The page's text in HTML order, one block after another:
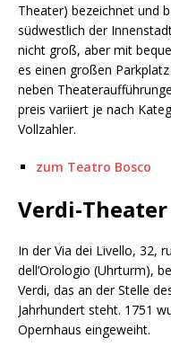
Theater) bezeichnet und
südwestlich der
nicht groß, aber mit
es einen großen
neben
preis variiert je nach
Vollzahler.
zum Teatro Bosco
Verdi-
In der Via dei Livello, 32,
dell’Orologio (Uhrturm),
Verdi, das an der Stelle
Jahrhundert steht. 1751
Opernhaus eingeweiht.